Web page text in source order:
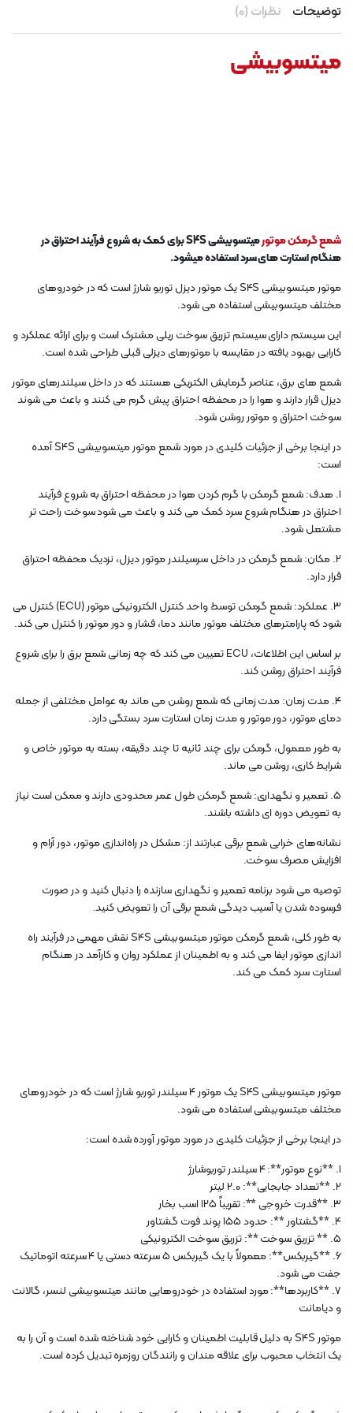
توضیحات نظرات (0)
میتسوبیشی
شمع گرمکن موتور
میتسوبیشی S4S برای کمک به شروع فرآیند احتراق در
هنگام استارت های سرد استفاده میشود.
موتور میتسوبیشی S4S یک موتور دیزل توربو شارژ است که در خودروهای
مختلف میتسوبیشی استفاده می شود.
این سیستم دارای سیستم تزریق سوخت ریلی مشترک است و برای ارائه عملکرد و
کارایی بهبود یافته در مقایسه با موتورهای دیزلی قبلی طراحی شده است.
شمع های برق، عناصر گرمایش الکتریکی هستند که در داخل سیلندرهای موتور
دیزل قرار دارند و هوا را در محفظه احتراق پیش گرم می کنند و باعث می شوند
سوخت احتراق و موتور روشن شود.
در اینجا برخی از جزئیات کلیدی در مورد شمع موتور میتسوبیشی S4S آمده
است:
1. هدف: شمع گرمکن با گرم کردن هوا در محفظه احتراق به شروع فرآیند
احتراق در هنگام شروع سرد کمک می کند و باعث می شود سوخت راحت تر
مشتعل شود.
2. مکان: شمع گرمکن در داخل سرسیلندر موتور دیزل، نزدیک محفظه احتراق
قرار دارد.
3. عملکرد: شمع گرمکن توسط واحد کنترل الکترونیکی موتور (ECU) کنترل می
شود که پارامترهای مختلف موتور مانند دما، فشار و دور موتور را کنترل می کند.
بر اساس این اطلاعات، ECU تعیین می کند که چه زمانی شمع برق را برای شروع
فرآیند احتراق روشن کند.
4. مدت زمان: مدت زمانی که شمع روشن می ماند به عوامل مختلفی از جمله
دمای موتور، دور موتور و مدت زمان استارت سرد بستگی دارد.
به طور معمول، گرمکن برای چند ثانیه تا چند دقیقه، بسته به موتور خاص و
شرایط کاری، روشن می ماند.
5. تعمیر و نگهداری: شمع گرمکن طول عمر محدودی دارند و ممکن است نیاز
به تعویض دوره ای داشته باشند.
نشانه‌های خرابی شمع برقی عبارتند از: مشکل در راه‌اندازی موتور، دور آرام و
افزایش مصرف سوخت.
توصیه می شود برنامه تعمیر و نگهداری سازنده را دنبال کنید و در صورت
فرسوده شدن یا آسیب دیدگی شمع برقی آن را تعویض کنید.
به طور کلی، شمع گرمکن موتور میتسوبیشی S4S نقش مهمی در فرآیند راه
اندازی موتور ایفا می کند و به اطمینان از عملکرد روان و کارآمد در هنگام
استارت سرد کمک می کند.
موتور میتسوبیشی S4S یک موتور 4 سیلندر توربو شارژ است که در خودروهای
مختلف میتسوبیشی استفاده می شود.
در اینجا برخی از جزئیات کلیدی در مورد موتور آورده شده است:
1. **نوع موتور**: 4 سیلندر توربوشارژ
2. **تعداد جابجایی**: 2.0 لیتر
3. **قدرت خروجی **: تقریباً 125 اسب بخار
4. **گشتاور **: حدود 155 پوند فوت گشتاور
5. ** تزریق سوخت **: تزریق سوخت الکترونیکی
6. **گیربکس**: معمولاً با یک گیربکس 5 سرعته دستی یا 4 سرعته اتوماتیک
جفت می شود.
7. **کاربردها**: مورد استفاده در خودروهایی مانند میتسوبیشی لنسر، گالانت
و دیامانت
موتور S4S به دلیل قابلیت اطمینان و کارایی خود شناخته شده است و آن را به
یک انتخاب محبوب برای علاقه مندان و رانندگان روزمره تبدیل کرده است.